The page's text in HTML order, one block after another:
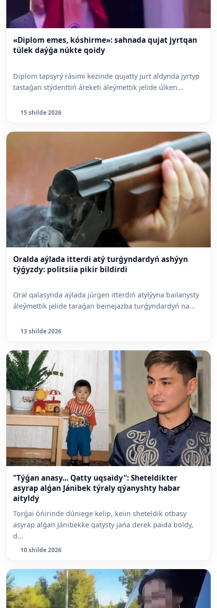
«Diplom emes, kóshirme»: sahnada qujat jyrtqan
túlek daýǵa núkte qoidy
Diplom tapsyrý rásimi kezinde qujatty jurt aldynda jyrtyp
tastaǵan stýdenttiń áreketi áleýmettik jelide úlken...
15 shilde 2026
Oralda aýlada itterdi atý turǵyndardyń ashýyn
týǵyzdy: politsiia pikir bildirdi
Oral qalasynda aýlada júrgen itterdiń atylýyna bailanysty
áleýmettik jelide taraǵan beinejazba turǵyndardyń na...
13 shilde 2026
"Týǵan anasy... Qatty uqsaidy": Sheteldikter
asyrap alǵan Jánibek týraly qýanyshty habar
aityldy
Torǵai óńirinde dúniege kelip, keiin sheteldik otbasy
asyrap alǵan Jánibekke qatysty jańa derek paida boldy,
d...
10 shilde 2026